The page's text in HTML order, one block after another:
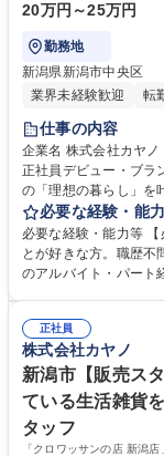
20万円～25万円
勤務地
新潟県新潟市中央区
業界未経験歓迎
転
仕事の内容
企業名 株式会社カヤノ 求人名 完全お人柄採用【住宅コーディネーター】
正社員デビュー・ブランク有りも応援！
の「理想の暮らし」を
要望を丁寧にお聞きし
込み営業はなく、100％反響営業です。
貨、住宅までトータ
は先輩がマンツーマン
を活かし、時間をかけてプロ
人柄採用【住宅コーデ
援！
必要な経験・能
必要な経験・能力等
とが好きな方。職歴不
のアルバイト・パート
す。単に家を売るので
する独自スタイルを確
ノルマに追われること
できる温かい職場です 学歴・資格 学歴：大学院 大学 高専 短大 専修学校
高校 語学力： 資格：
正社員
株式会社カヤノ
新潟市【販売ス
ている生活雑貨
タッフ
「クロワッサンの店 新潟